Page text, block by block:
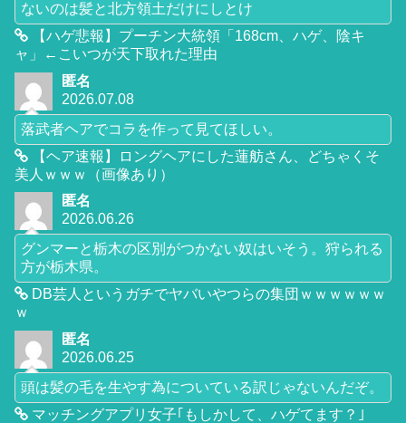
ないのは髪と北方領土だけにしとけ
【ハゲ悲報】プーチン大統領「168cm、ハゲ、陰キ
ャ」←こいつが天下取れた理由
匿名
2026.07.08
落武者ヘアでコラを作って見てほしい。
【ヘア速報】ロングヘアにした蓮舫さん、どちゃくそ
美人ｗｗｗ（画像あり）
匿名
2026.06.26
グンマーと栃木の区別がつかない奴はいそう。狩られる
方が栃木県。
DB芸人というガチでヤバいやつらの集団ｗｗｗｗｗｗ
ｗ
匿名
2026.06.25
頭は髪の毛を生やす為についている訳じゃないんだぞ。
マッチングアプリ女子｢もしかして、ハゲてます？｣